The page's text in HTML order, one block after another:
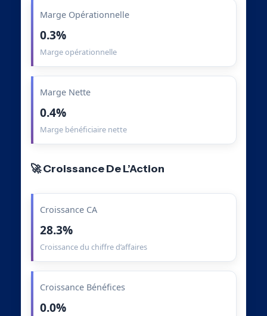
Marge Opérationnelle
0.3%
Marge opérationnelle
Marge Nette
0.4%
Marge bénéficiaire nette
🚀 Croissance De L’Action
Croissance CA
28.3%
Croissance du chiffre d’affaires
Croissance Bénéfices
0.0%